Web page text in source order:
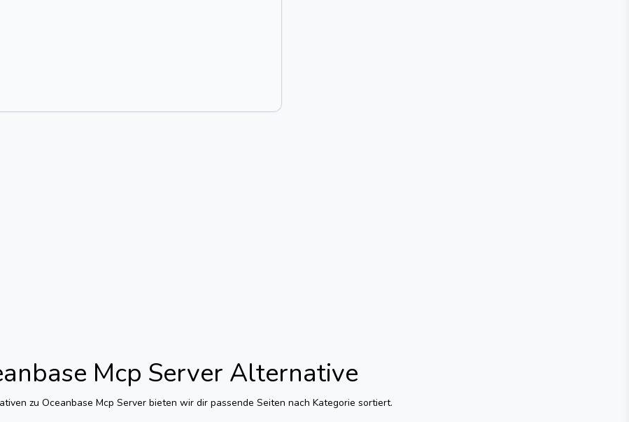
Mcp Server Alternative
zu Oceanbase Mcp Server bieten wir dir passende Seiten nach Kategorie sortiert.